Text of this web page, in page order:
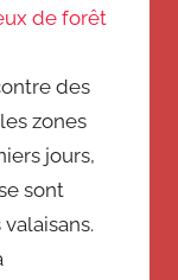
de forêt
des
zones
jours,
sont